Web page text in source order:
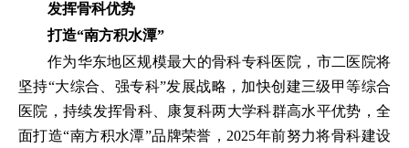
发挥骨科优势
打造“南方积水潭”
作为华东地区规模最大的骨科专科医院，市二医院将
坚持“大综合、强专科”发展战略，加快创建三级甲等综合
医院，持续发挥骨科、康复科两大学科群高水平优势，全
面打造“南方积水潭”品牌荣誉，2025年前努力将骨科建设